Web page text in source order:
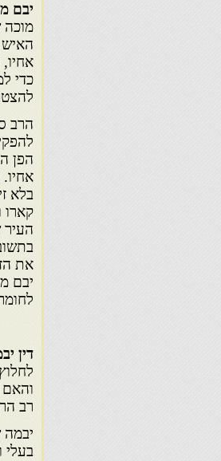
יבם
מוכה
האיש
כדי
הרב
הפן
בלא
קארו
העיר
את
יבם
דין
והאם
רב
יבמה
בעלי